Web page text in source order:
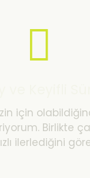
için
Birlikte
ilerlediğini